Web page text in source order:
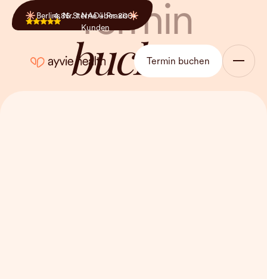
Termin
buchen
Termin buchen
4,85 Sterne über 800+
Kunden
Berlins Nr. 1 NAD+ Praxis
Premium Infusionen